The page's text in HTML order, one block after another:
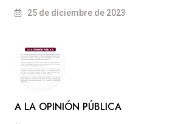
25 de diciembre de 2023
A LA OPINIÓN PÚBLICA